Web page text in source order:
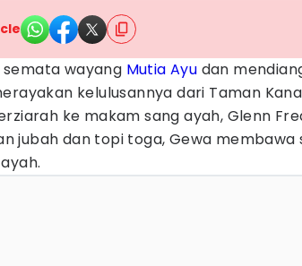
wayang Mutia Ayu dan
kelulusannya dari Taman
ke makam sang ayah, Glenn
jubah dan topi toga, Gewa membawa